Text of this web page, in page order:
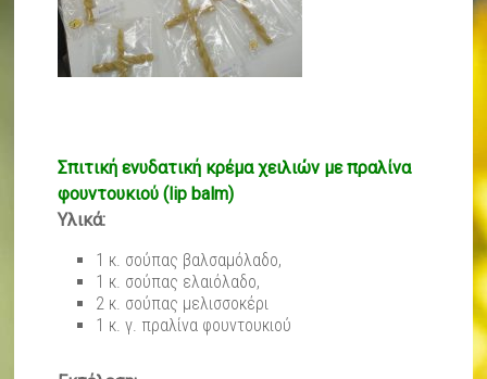
Σπιτική ενυδατική κρέμα χειλιών με πραλίνα
φουντουκιού (lip balm)
Υλικά:
1 κ. σούπας βαλσαμόλαδο,
1 κ. σούπας ελαιόλαδο,
2 κ. σούπας μελισσοκέρι
1 κ. γ. πραλίνα φουντουκιού